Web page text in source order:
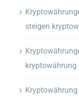
steigen
kryptowährung